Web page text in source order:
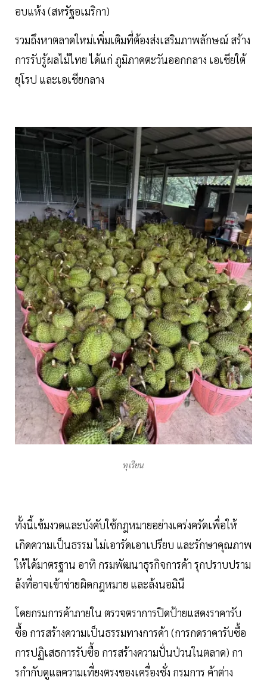
อบแห้ง (สหรัฐอเมริกา)
รวมถึงหาตลาดใหม่เพิ่มเติมที่ต้องส่งเสริมภาพลักษณ์ สร้าง
การรับรู้ผลไม้ไทย ได้แก่ ภูมิภาคตะวันออกกลาง เอเชียใต้
ยุโรป และเอเชียกลาง
ทุเรียน
ทั้งนี้เข้มงวดและบังคับใช้กฎหมายอย่างเคร่งครัดเพื่อให้
เกิดความเป็นธรรม ไม่เอารัดเอาเปรียบ และรักษาคุณภาพ
ให้ได้มาตรฐาน อาทิ กรมพัฒนาธุรกิจการค้า รุกปราบปราม
ล้งที่อาจเข้าข่ายผิดกฎหมาย และล้งนอมินี
โดยกรมการค้าภายใน ตรวจตราการปิดป้ายแสดงราคารับ
ซื้อ การสร้างความเป็นธรรมทางการค้า (การกดราคารับซื้อ
การปฏิเสธการรับซื้อ การสร้างความปั่นป่วนในตลาด) กา
รกํากับดูแลความเที่ยงตรงของเครื่องชั่ง กรมการ ค้าต่าง